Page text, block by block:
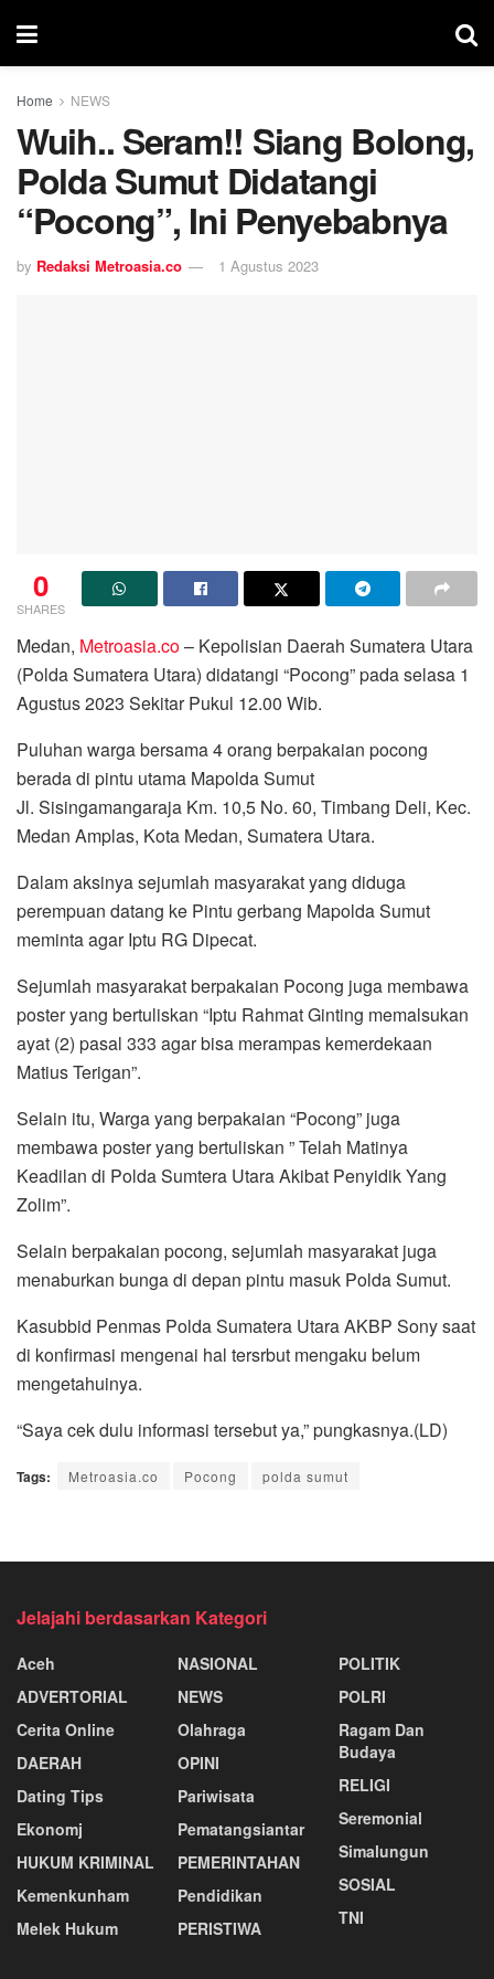
Home NEWS
Wuih.. Seram!! Siang Bolong,
Polda Sumut Didatangi
“Pocong”, Ini Penyebabnya
by Redaksi Metroasia.co 1 Agustus 2023
0
SHARES
Medan, Metroasia.co– Kepolisian Daerah Sumatera Utara
(Polda Sumatera Utara) didatangi “Pocong” pada selasa 1
Agustus 2023 Sekitar Pukul 12.00 Wib.
Puluhan warga bersama 4 orang berpakaian pocong
berada di pintu utama Mapolda Sumut
Jl. Sisingamangaraja Km. 10,5 No. 60, Timbang Deli, Kec.
Medan Amplas, Kota Medan, Sumatera Utara.
Dalam aksinya sejumlah masyarakat yang diduga
perempuan datang ke Pintu gerbang Mapolda Sumut
meminta agar Iptu RG Dipecat.
Sejumlah masyarakat berpakaian Pocong juga membawa
poster yang bertuliskan “Iptu Rahmat Ginting memalsukan
ayat (2) pasal 333 agar bisa merampas kemerdekaan
Matius Terigan”.
Selain itu, Warga yang berpakaian “Pocong” juga
membawa poster yang bertuliskan ” Telah Matinya
Keadilan di Polda Sumtera Utara Akibat Penyidik Yang
Zolim”.
Selain berpakaian pocong, sejumlah masyarakat juga
menaburkan bunga di depan pintu masuk Polda Sumut.
Kasubbid Penmas Polda Sumatera Utara AKBP Sony saat
di konfirmasi mengenai hal tersrbut mengaku belum
mengetahuinya.
“Saya cek dulu informasi tersebut ya,” pungkasnya.(LD)
Tags: Metroasia.co Pocong polda sumut
Jelajahi berdasarkan Kategori
Aceh
ADVERTORIAL
Cerita Online
DAERAH
Dating Tips
Ekonomj
HUKUM KRIMINAL
Kemenkunham
Melek Hukum
NASIONAL
NEWS
Olahraga
OPINI
Pariwisata
Pematangsiantar
PEMERINTAHAN
Pendidikan
PERISTIWA
POLITIK
POLRI
Ragam Dan
Budaya
RELIGI
Seremonial
Simalungun
SOSIAL
TNI